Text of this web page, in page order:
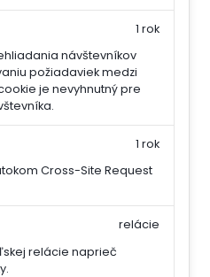
návštevníkov
požiadaviek medzi
je nevyhnutný pre
1 rok
Cross-Site Request
1 rok
relácie naprieč
relácie